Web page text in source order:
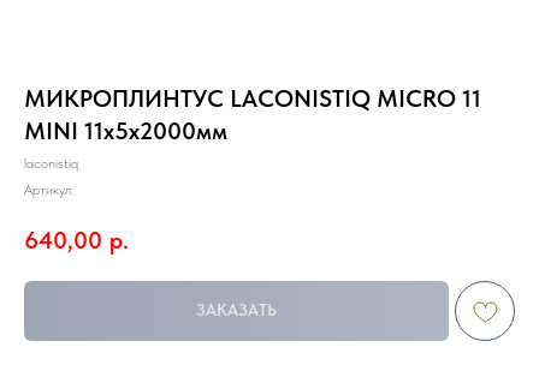
МИКРОПЛИНТУС LACONISTIQ MICRO 11
MINI 11х5х2000мм
laconistiq
Артикул:
640,00 р.
ЗАКАЗАТЬ